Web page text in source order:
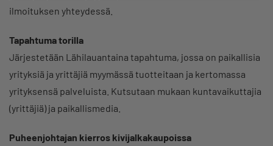
ilmoituksen yhteydessä.
Tapahtuma torilla
Järjestetään Lähilauantaina tapahtuma, jossa on paikallisia
yrityksiä ja yrittäjiä myymässä tuotteitaan ja kertomassa
yrityksensä palveluista. Kutsutaan mukaan kuntavaikuttajia
(yrittäjiä) ja paikallismedia.
Puheenjohtajan kierros kivijalkakaupoissa